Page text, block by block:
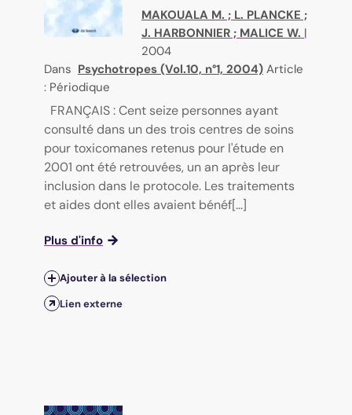
MAKOUALA M. ; L. PLANCKE ;
J. HARBONNIER ; MALICE W. |
2004
Dans Psychotropes (Vol.10, n°1, 2004) Article
: Périodique
FRANÇAIS : Cent seize personnes ayant
consulté dans un des trois centres de soins
pour toxicomanes retenus pour l'étude en
2001 ont été retrouvées, un an après leur
inclusion dans le protocole. Les traitements
et aides dont elles avaient bénéf[...]
Plus d'info
Ajouter à la sélection
Lien externe